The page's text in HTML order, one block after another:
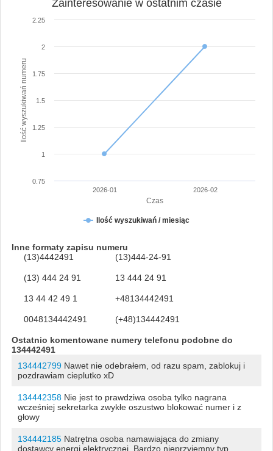
Czas
Ilość wyszukiwań numeru
Zainteresowanie w ostatnim czasie
Ilość wyszukiwań / miesiąc
2026-01 2026-02
0.75
1
1.25
1.5
1.75
2
2.25
Inne formaty zapisu numeru
(13)4442491
(13)444-24-91
(13) 444 24 91 13 444 24 91
13 44 42 49 1 +48134442491
0048134442491 (+48)134442491
Ostatnio komentowane numery telefonu podobne do
134442491
134442799Nawet nie odebrałem, od razu spam, zablokuj i
pozdrawiam cieplutko xD
134442358Nie jest to prawdziwa osoba tylko nagrana
wcześniej sekretarka zwykłe oszustwo blokować numer i z
głowy
134442185Natrętna osoba namawiająca do zmiany
dostawcy energi elektrycznej. Bardzo nieprzyjemny typ